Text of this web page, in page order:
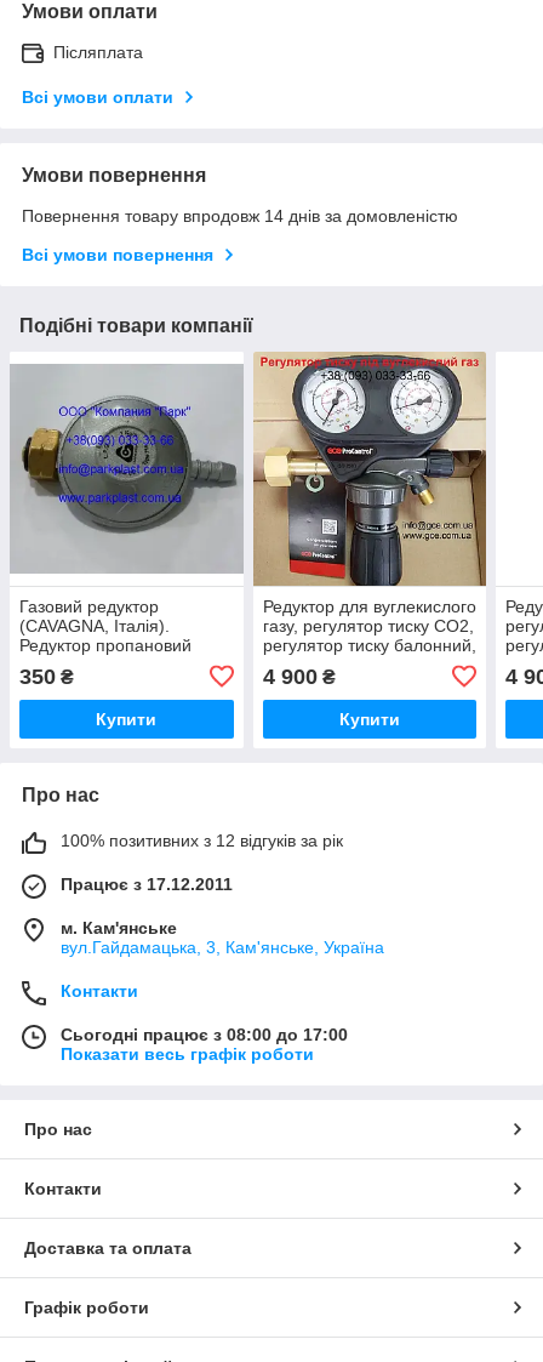
Умови оплати
Післяплата
Всі умови оплати
Умови повернення
Повернення товару впродовж 14 днів за домовленістю
Всі умови повернення
Подібні товари компанії
Газовий редуктор
(CAVAGNA, Італія).
Редуктор пропановий
тиску CAVAGNA
350 ₴
Купити
Редуктор для вуглекислого
газу, регулятор тиску СО2,
регулятор тиску балонний,
4 900₴
Купити
4
Про нас
100% позитивних з 12 відгуків за рік
Працює з 17.12.2011
м. Кам'янське
вул.Гайдамацька, 3, Кам'янське, Україна
Контакти
Сьогодні працює з 08:00 до 17:00
Показати весь графік роботи
Про нас
Контакти
Доставка та оплата
Графік роботи